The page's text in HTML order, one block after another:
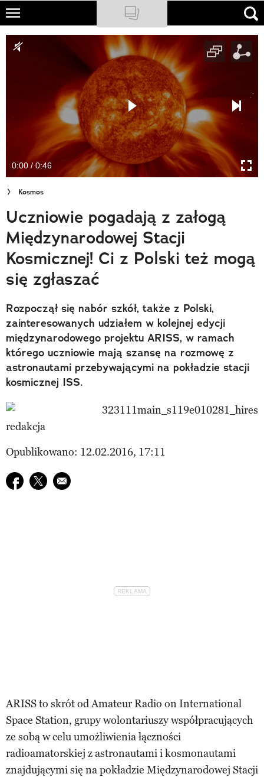
Skip
main
NATIONAL GEOGRAPHIC
Newsletter
Cuda Polski
Wielki Konkurs Fotograficzny
Trendbook Podróżniczy
Polecane
0:00 / 0:46
Kosmos
Uczniowie pogadają z załogą
Międzynarodowej Stacji
Kosmicznej! Ci z Polski też mogą
się zgłaszać
Rozpoczął się nabór szkół, także z Polski,
zainteresowanych udziałem w kolejnej edycji
międzynarodowego projektu ARISS, w ramach
którego uczniowie mają szansę na rozmowę z
astronautami przebywającymi na pokładzie stacji
kosmicznej ISS.
redakcja
Opublikowano: 12.02.2016, 17:11
Udostępnij na facebook
Udostępnij na twitter
E-mail do przyjaciela
ARISS to skrót od Amateur Radio on International
Space Station, grupy wolontariuszy współpracujących
ze sobą w celu umożliwienia łączności
radioamatorskiej z astronautami i kosmonautami
znajdującymi się na pokładzie Międzynarodowej Stacji